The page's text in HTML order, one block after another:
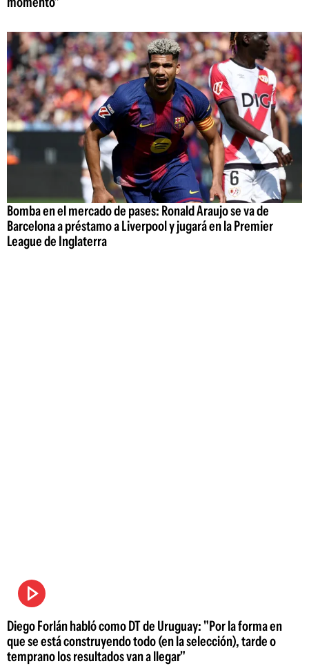
Bomba en el mercado de pases: Ronald Araujo se va de
Barcelona a préstamo a Liverpool y jugará en la Premier
League de Inglaterra
Diego Forlán habló como DT de Uruguay: "Por la forma en
que se está construyendo todo (en la selección), tarde o
temprano los resultados van a llegar"